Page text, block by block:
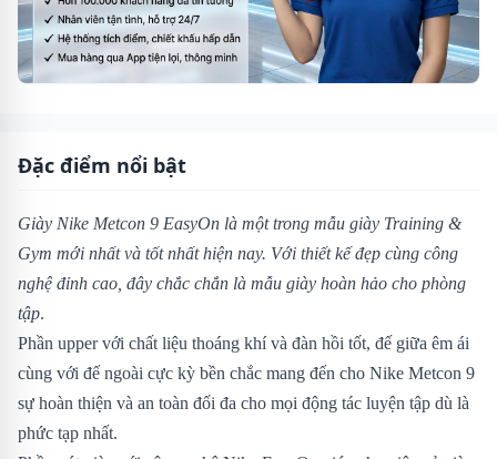
Đặc điểm nổi bật
Giày Nike Metcon 9 EasyOn là một trong mẫu giày Training &
Gym mới nhất và tốt nhất hiện nay. Với thiết kế đẹp cùng công
nghệ đỉnh cao, đây chắc chắn là mẫu giày hoàn hảo cho phòng
tập.
Phần upper với chất liệu thoáng khí và đàn hồi tốt, đế giữa êm ái
cùng với đế ngoài cực kỳ bền chắc mang đến cho Nike Metcon 9
sự hoàn thiện và an toàn đối đa cho mọi động tác luyện tập dù là
phức tạp nhất.